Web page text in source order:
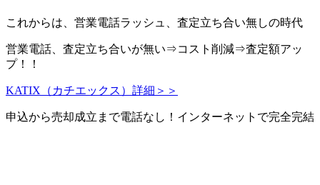
これからは、 営業電話ラッシュ、査定立ち合い無しの時代
営業電話、査定立ち合いが無い⇒コスト削減⇒査定額アッ
プ！！
KATIX（カチエックス）詳細＞＞
申込から売却成立まで電話なし！インターネットで完全完結